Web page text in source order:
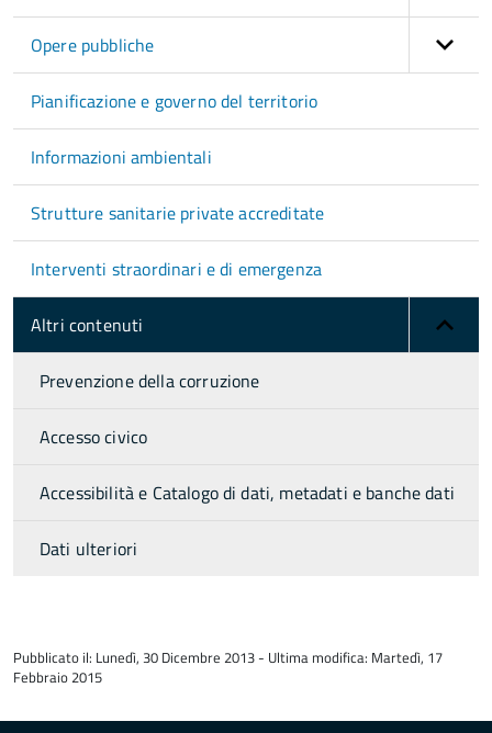
Opere pubbliche
Pianificazione e governo del territorio
Informazioni ambientali
Strutture sanitarie private accreditate
Interventi straordinari e di emergenza
Altri contenuti
Prevenzione della corruzione
Accesso civico
Accessibilità e Catalogo di dati, metadati e banche dati
Dati ulteriori
del
contenuto
Pubblicato il: Lunedì, 30 Dicembre 2013 - Ultima modifica: Martedì, 17
Febbraio 2015